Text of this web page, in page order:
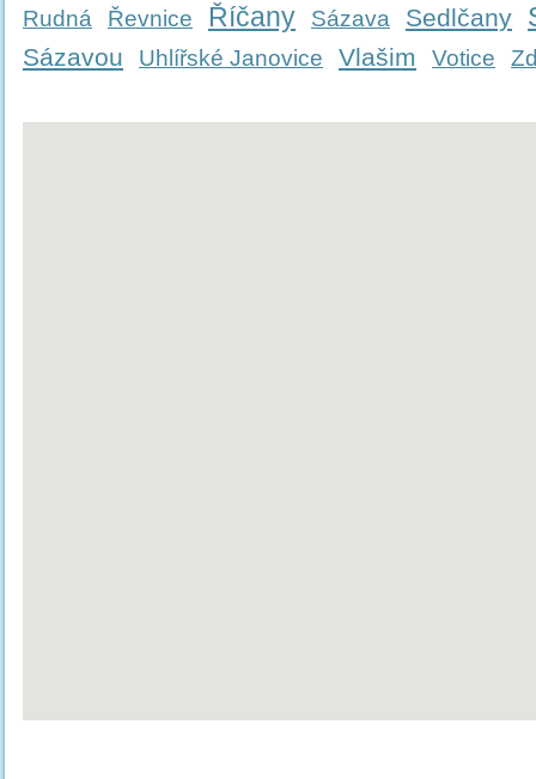
Rudná
Řevnice Říčany Sázava Sedlčany
Sázavou Uhlířské Janovice Vlašim Votice